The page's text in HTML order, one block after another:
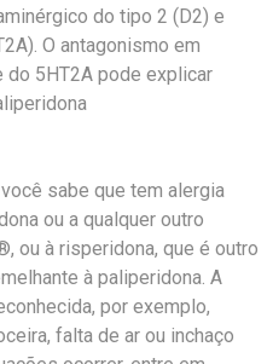
do tipo 2 (D2) e
O antagonismo em
5HT2A pode explicar
sabe que tem alergia
ou a qualquer outro
ou à risperidona, que é outro
à paliperidona. A
por exemplo,
falta de ar ou inchaço